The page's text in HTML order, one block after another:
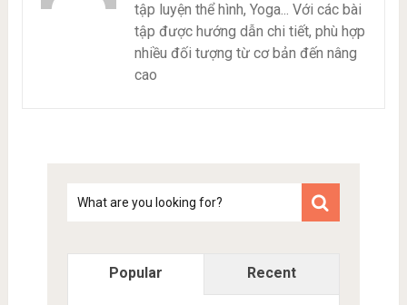
tập luyện thể hình, Yoga... Với các bài
tập được hướng dẫn chi tiết, phù hợp
nhiều đối tượng từ cơ bản đến nâng
cao
kiem
Popular Recent